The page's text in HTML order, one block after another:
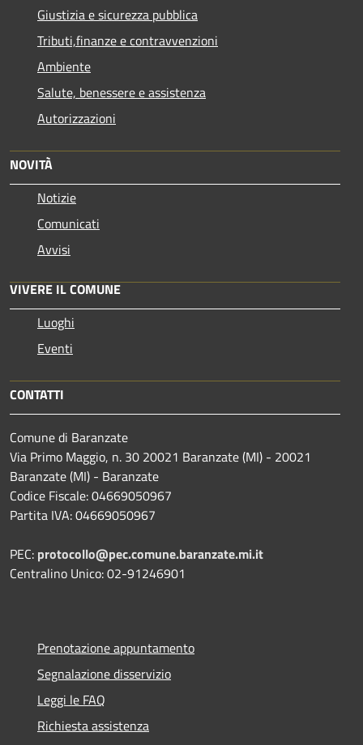
Giustizia e sicurezza pubblica
Tributi,finanze e contravvenzioni
Ambiente
Salute, benessere e assistenza
Autorizzazioni
NOVITÀ
Notizie
Comunicati
Avvisi
VIVERE IL COMUNE
Luoghi
Eventi
CONTATTI
Comune di Baranzate
Via Primo Maggio, n. 30 20021 Baranzate (MI) - 20021
Baranzate (MI) - Baranzate
Codice Fiscale: 04669050967
Partita IVA: 04669050967
PEC: protocollo@pec.comune.baranzate.mi.it
Centralino Unico: 02-91246901
Prenotazione appuntamento
Segnalazione disservizio
Leggi le FAQ
Richiesta assistenza